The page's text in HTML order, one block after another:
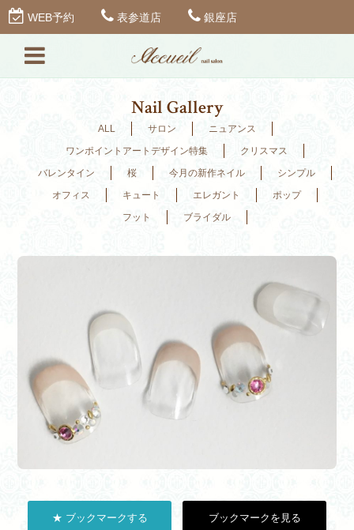
WEB予約 表参道店 銀座店
Nail Gallery
ALL サロン
ニュアンス
ワンポイントアートデザイン特集
クリスマス
バレンタイン
桜 今月の新作ネイル
シンプル
オフィス
キュート エレガント
ポップ
フット
ブライダル
★ ブックマークする ブックマークを見る